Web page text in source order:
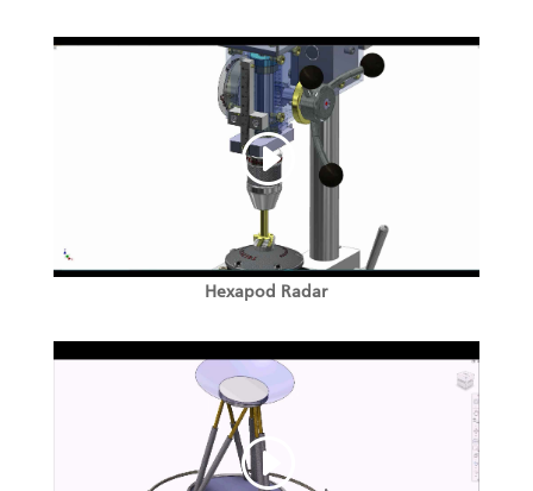
Hexapod Radar